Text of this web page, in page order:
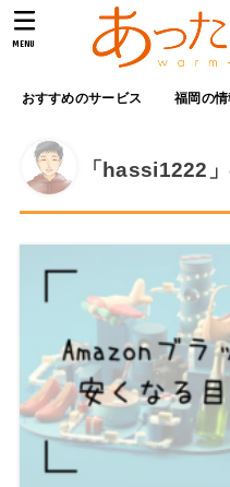
おすすめのサービス 福岡の情
MENU
「hassi1222